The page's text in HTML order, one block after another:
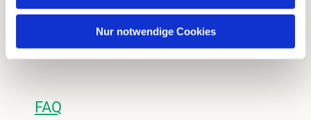
Nur notwendige Cookies
Kalender
FAQ